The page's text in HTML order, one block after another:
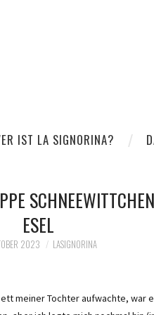
IST LA SIGNORINA?
ESEL
2023 LASIGNORINA
meiner Tochter aufwachte, war